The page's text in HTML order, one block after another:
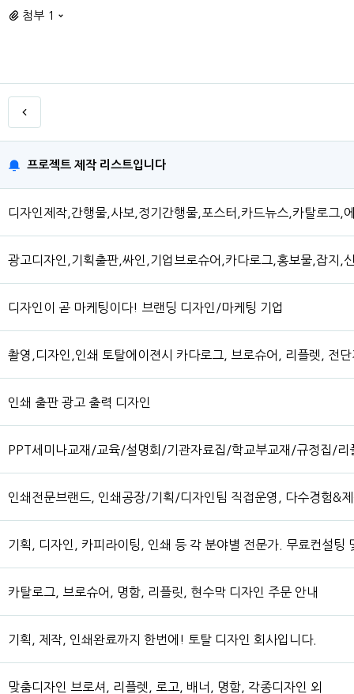
첨부 1
프로젝트 제작 리스트입니다
디자인제작,간행물,사보,정기간행물,포스터,카드뉴스,카탈로그,
광고디자인,기획출판,싸인,기업브로슈어,카다로그,홍보물,잡지,
디자인이 곧 마케팅이다! 브랜딩 디자인/마케팅 기업
촬영,디자인,인쇄 토탈에이젼시 카다로그, 브로슈어, 리플렛, 전
인쇄 출판 광고 출력 디자인
PPT세미나교재/교육/설명회/기관자료집/학교부교재/규정집/
인쇄전문브랜드, 인쇄공장/기획/디자인팀 직접운영, 다수경험&
기획, 디자인, 카피라이팅, 인쇄 등 각 분야별 전문가. 무료컨설팅
카탈로그, 브로슈어, 명함, 리플릿, 현수막 디자인 주문 안내
기획, 제작, 인쇄완료까지 한번에! 토탈 디자인 회사입니다.
맞춤디자인 브로셔, 리플렛, 로고, 배너, 명함, 각종디자인 외